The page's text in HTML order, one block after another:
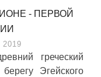
- ПЕРВОЙ
2019
греческий
Эгейского